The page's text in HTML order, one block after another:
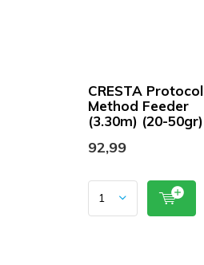
CRESTA Protocol
Method Feeder
(3.30m) (20-50gr)
92,99